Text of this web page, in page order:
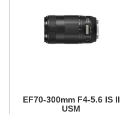
EF70-300mm F4-5.6 IS II
USM